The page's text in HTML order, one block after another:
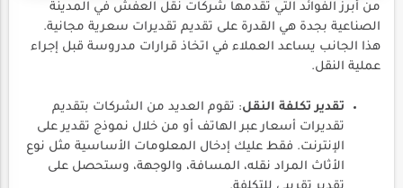
من أبرز الفوائد التي تقدمها شركات نقل العفش في المدينة
الصناعية بجدة هي القدرة على تقديم تقديرات سعرية مجانية.
هذا الجانب يساعد العملاء في اتخاذ قرارات مدروسة قبل إجراء
عملية النقل.
تقدير تكلفة النقل: تقوم العديد من الشركات بتقديم
تقديرات أسعار عبر الهاتف أو من خلال نموذج تقدير على
الإنترنت. فقط عليك إدخال المعلومات الأساسية مثل نوع
الأثاث المراد نقله، المسافة، والوجهة، وستحصل على